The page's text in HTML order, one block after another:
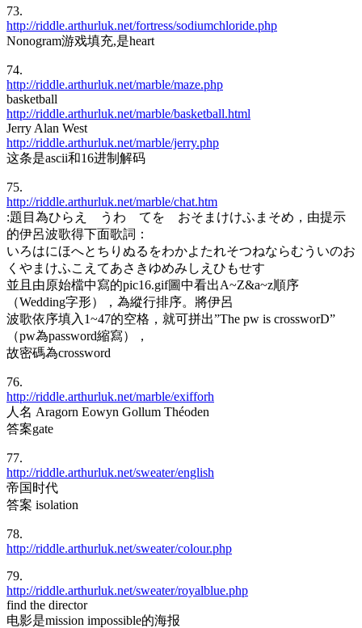
73.
http://riddle.arthurluk.net/fortress/sodiumchloride.php
Nonogram游戏填充,是heart
74.
http://riddle.arthurluk.net/marble/maze.php
basketball
http://riddle.arthurluk.net/marble/basketball.html
Jerry Alan West
http://riddle.arthurluk.net/marble/jerry.php
这条是ascii和16进制解码
75.
http://riddle.arthurluk.net/marble/chat.htm
:題目為ひらえ うわ てを おそまけけふまそめ，由提示
的伊呂波歌得下面歌詞：
いろはにほへとちりぬるをわかよたれそつねならむういのお
くやまけふこえてあさきゆめみしえひもせす
並且由原始檔中寫的pic16.gif圖中看出A~Z&a~z順序
（Wedding字形），為縱行排序。將伊呂
波歌依序填入1~47的空格，就可拼出”The pw is crossworD”
（pw為password縮寫），
故密碼為crossword
76.
http://riddle.arthurluk.net/marble/exifforh
人名 Aragorn Eowyn Gollum Théoden
答案gate
77.
http://riddle.arthurluk.net/sweater/english
帝国时代
答案 isolation
78.
http://riddle.arthurluk.net/sweater/colour.php
79.
http://riddle.arthurluk.net/sweater/royalblue.php
find the director
电影是mission impossible的海报